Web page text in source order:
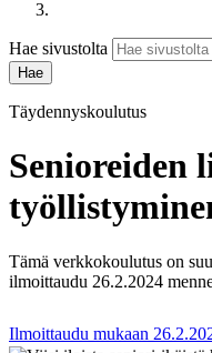
Hae sivustolta
Täydennyskoulutus
Senioreiden
Tämä verkkokoulutus on
ilmoittaudu 26.2.2024
Ilmoittaudu mukaan